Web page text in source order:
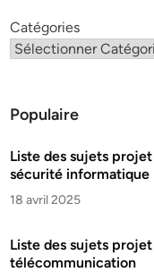
Catégories
Populaire
Liste des sujets
sécurité informatique
18 avril 2025
Liste des sujets
télécommunication